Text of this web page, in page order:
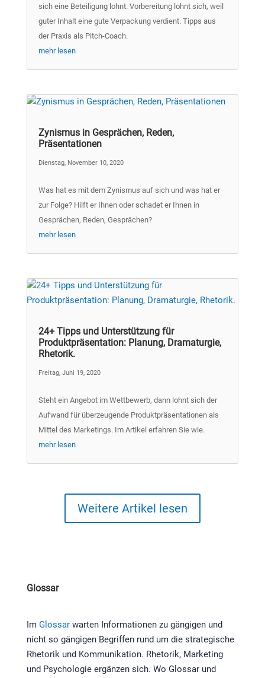
sich eine Beteiligung lohnt. Vorbereitung lohnt sich, weil
guter Inhalt eine gute Verpackung verdient. Tipps aus
der Praxis als Pitch-Coach.
mehr lesen
Zynismus in Gesprächen, Reden,
Präsentationen
Dienstag, November 10, 2020
Was hat es mit dem Zynismus auf sich und was hat er
zur Folge? Hilft er Ihnen oder schadet er Ihnen in
Gesprächen, Reden, Gesprächen?
mehr lesen
24+ Tipps und Unterstützung für
Produktpräsentation: Planung, Dramaturgie,
Rhetorik.
Freitag, Juni 19, 2020
Steht ein Angebot im Wettbewerb, dann lohnt sich der
Aufwand für überzeugende Produktpräsentationen als
Mittel des Marketings. Im Artikel erfahren Sie wie.
mehr lesen
Weitere Artikel lesen
Glossar
Im Glossarwarten Informationen zu gängigen und
nicht so gängigen Begriffen rund um die strategische
Rhetorik und Kommunikation. Rhetorik, Marketing
und Psychologie ergänzen sich. Wo Glossar und